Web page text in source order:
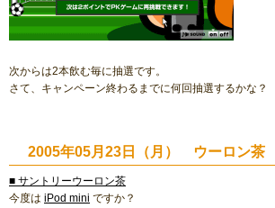
次からは2本飲む毎に抽選です。
さて、キャンペーン終わるまでに何回抽選するかな？
2005年05月23日（月） ウーロン茶
■ サントリーウーロン茶
今度は iPod mini ですか？